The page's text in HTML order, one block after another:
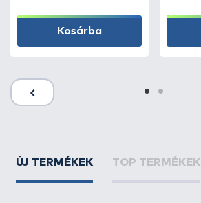
Kosárba
ÚJ TERMÉKEK TOP TERMÉKEK